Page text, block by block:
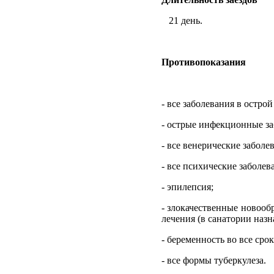
21 день.
Противопоказания
- все заболевания в
- острые инфекционные
- все венерические
- все психические
- эпилепсия;
- злокачественные
лечения (в санатории
- беременность во все
- все формы туберкулеза.